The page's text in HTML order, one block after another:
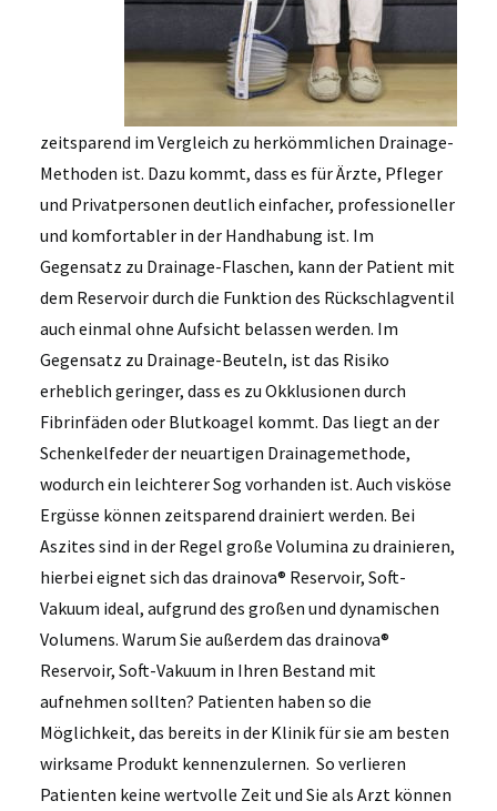
zeitsparend im Vergleich zu herkömmlichen Drainage-
Methoden ist. Dazu kommt, dass es für Ärzte, Pfleger
und Privatpersonen deutlich einfacher, professioneller
und komfortabler in der Handhabung ist. Im
Gegensatz zu Drainage-Flaschen, kann der Patient mit
dem Reservoir durch die Funktion des Rückschlagventil
auch einmal ohne Aufsicht belassen werden. Im
Gegensatz zu Drainage-Beuteln, ist das Risiko
erheblich geringer, dass es zu Okklusionen durch
Fibrinfäden oder Blutkoagel kommt. Das liegt an der
Schenkelfeder der neuartigen Drainagemethode,
wodurch ein leichterer Sog vorhanden ist. Auch visköse
Ergüsse können zeitsparend drainiert werden. Bei
Aszites sind in der Regel große Volumina zu drainieren,
hierbei eignet sich das drainova® Reservoir, Soft-
Vakuum ideal, aufgrund des großen und dynamischen
Volumens. Warum Sie außerdem das drainova®
Reservoir, Soft-Vakuum in Ihren Bestand mit
aufnehmen sollten? Patienten haben so die
Möglichkeit, das bereits in der Klinik für sie am besten
wirksame Produkt kennenzulernen. So verlieren
Patienten keine wertvolle Zeit und Sie als Arzt können